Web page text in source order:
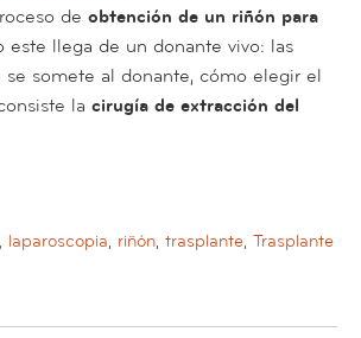
de obtención de un riñón para
este llega de un donante vivo: las
se somete al donante, cómo elegir el
la cirugía de extracción del
, laparoscopia, riñón, trasplante, Trasplante